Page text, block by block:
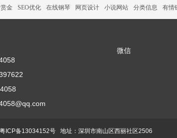
金 SEO优化 在线钢琴 网页设计 小说网站 分类信息 有情
微信
ICP备13034152号地址：深圳市南山区西丽社区2506